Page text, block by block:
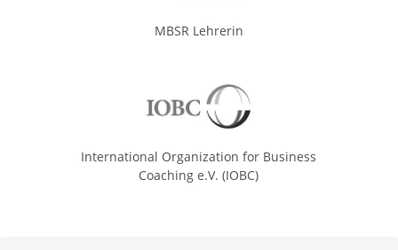
MBSR Lehrerin
International Organization for Business
Coaching e.V. (IOBC)